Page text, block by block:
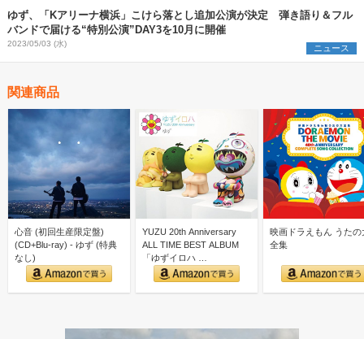
ゆず、「Kアリーナ横浜」こけら落とし追加公演が決定 弾き語り＆フル
バンドで届ける“特別公演”DAY3を10月に開催
2023/05/03 (水) ニュース
関連商品
心音 (初回生産限定盤)
(CD+Blu-ray) - ゆず (特典
なし)
YUZU 20th Anniversary
ALL TIME BEST ALBUM
「ゆずイロハ …
映画ドラえもん うたの
全集